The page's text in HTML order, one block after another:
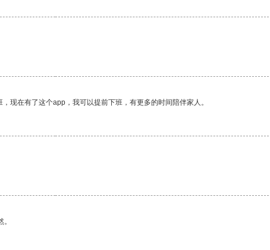
现在有了这个app，我可以提前下班，有更多的时间陪伴家人。